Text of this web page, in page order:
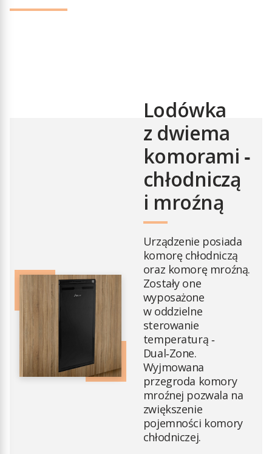
Lodówka
z dwiema
komorami ‑
chłodniczą
i mroźną
Urządzenie posiada
komorę chłodniczą
oraz komorę mroźną.
Zostały one
wyposażone
w oddzielne
sterowanie
temperaturą ‑
Dual‑Zone.
Wyjmowana
przegroda komory
mroźnej pozwala na
zwiększenie
pojemności komory
chłodniczej.